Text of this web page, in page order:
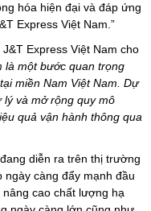
hóa hiện đại và đáp ứng
Express Việt Nam.”
Express Việt Nam cho
là một bước quan trọng
miền Nam Việt Nam. Dự
và mở rộng quy mô
quả vận hành thông qua
diễn ra trên thị trường
ngày càng đẩy mạnh đầu
cao chất lượng hạ